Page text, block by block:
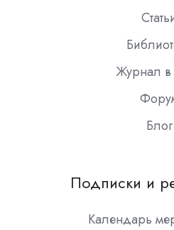
Журнал в
Блог
Подписки и
Календарь